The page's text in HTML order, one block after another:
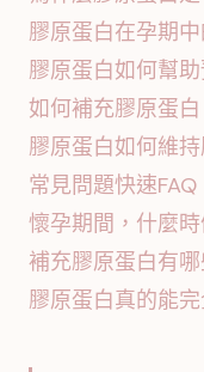
膠原蛋白在孕期
膠原蛋白如何幫
如何補充膠原蛋白
膠原蛋白如何維持
常見問題快速FAQ
懷孕期間，什麼
補充膠原蛋白有
膠原蛋白真的能